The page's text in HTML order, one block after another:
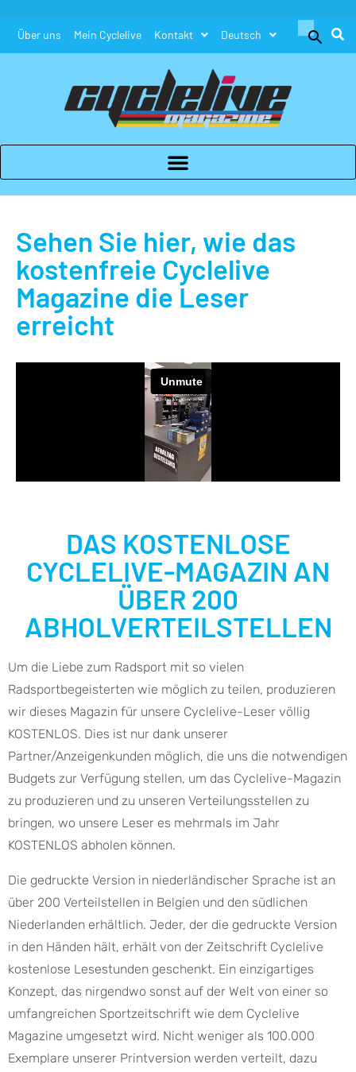
Über uns Mein Cyclelive Kontakt Deutsch
Search
Search Button
Sehen Sie hier, wie das
kostenfreie Cyclelive
Magazine die Leser
erreicht
DAS KOSTENLOSE
CYCLELIVE-MAGAZIN AN
ÜBER 200
ABHOLVERTEILSTELLEN
Um die Liebe zum Radsport mit so vielen
Radsportbegeisterten wie möglich zu teilen, produzieren
wir dieses Magazin für unsere Cyclelive-Leser völlig
KOSTENLOS. Dies ist nur dank unserer
Partner/Anzeigenkunden möglich, die uns die notwendigen
Budgets zur Verfügung stellen, um das Cyclelive-Magazin
zu produzieren und zu unseren Verteilungsstellen zu
bringen, wo unsere Leser es mehrmals im Jahr
KOSTENLOS abholen können.
Die gedruckte Version in niederländischer Sprache ist an
über 200 Verteilstellen in Belgien und den südlichen
Niederlanden erhältlich. Jeder, der die gedruckte Version
in den Händen hält, erhält von der Zeitschrift Cyclelive
kostenlose Lesestunden geschenkt. Ein einzigartiges
Konzept, das nirgendwo sonst auf der Welt von einer so
umfangreichen Sportzeitschrift wie dem Cyclelive
Magazine umgesetzt wird. Nicht weniger als 100.000
Exemplare unserer Printversion werden verteilt, dazu